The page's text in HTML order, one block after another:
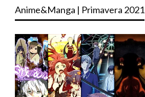
Anime&Manga | Primavera 2021